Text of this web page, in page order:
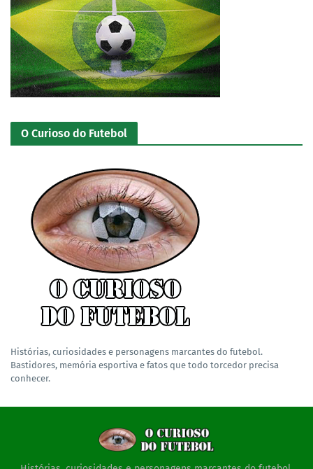
O Curioso do Futebol
Histórias, curiosidades e personagens marcantes do futebol.
Bastidores, memória esportiva e fatos que todo torcedor precisa
conhecer.